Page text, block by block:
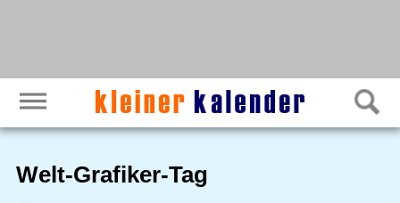
Welt-Grafiker-Tag